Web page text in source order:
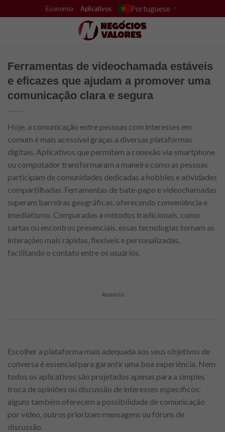
to
Economia Aplicativos Portuguese ▼
Ferramentas de videochamada estáveis ​​
e eficazes que ajudam a promover uma
comunicação clara e segura
Hoje, a comunicação entre pessoas com interesses em
comum é mais acessível graças a diversas plataformas
digitais. Aplicativos que permitem a conexão via smartphone
ou computador transformaram a maneira como as pessoas
participam de comunidades dedicadas a hobbies e atividades
compartilhadas. Ferramentas de bate-papo e videochamadas
superam barreiras geográficas, oferecendo conveniência e
imediatismo. Comparadas a métodos tradicionais, como
cartas ou encontros presenciais, essas tecnologias tornam as
interações mais rápidas, flexíveis e personalizadas,
facilitando o contato entre os usuários.
Anúncio
Escolher a plataforma mais adequada aos seus objetivos de
conversa é essencial para garantir uma boa experiência. Nem
todos os aplicativos são projetados apenas para a simples
troca de opiniões ou discussão de interesses específicos:
alguns também oferecem a possibilidade de comunicação
por vídeo, outros priorizam mensagens ou fóruns de
discussão.